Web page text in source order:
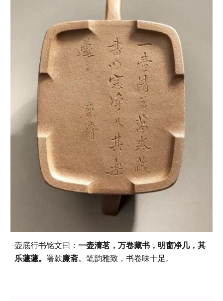
壶底行书铭文曰：一壶清茗，万卷藏书，明窗净几，其
乐蘧蘧。署款廉斋。笔韵雅致，书卷味十足。